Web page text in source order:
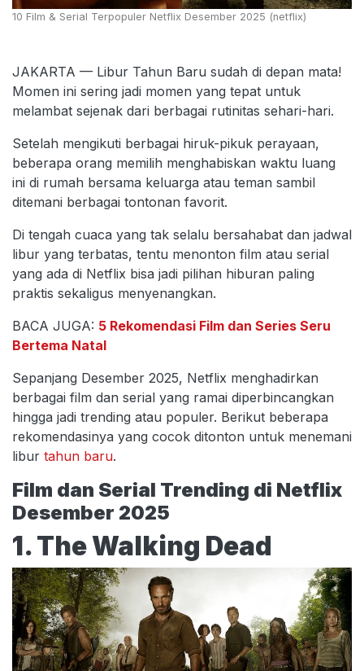
10 Film & Serial Terpopuler Netflix Desember 2025 (netflix)
JAKARTA — Libur Tahun Baru sudah di depan mata!
Momen ini sering jadi momen yang tepat untuk
melambat sejenak dari berbagai rutinitas sehari-hari.
Setelah mengikuti berbagai hiruk-pikuk perayaan,
beberapa orang memilih menghabiskan waktu luang
ini di rumah bersama keluarga atau teman sambil
ditemani berbagai tontonan favorit.
Di tengah cuaca yang tak selalu bersahabat dan jadwal
libur yang terbatas, tentu menonton film atau serial
yang ada di Netflix bisa jadi pilihan hiburan paling
praktis sekaligus menyenangkan.
BACA JUGA: 5 Rekomendasi Film dan Series Seru
Bertema Natal
Sepanjang Desember 2025, Netflix menghadirkan
berbagai film dan serial yang ramai diperbincangkan
hingga jadi trending atau populer. Berikut beberapa
rekomendasinya yang cocok ditonton untuk menemani
libur tahun baru.
Film dan Serial Trending di Netflix
Desember 2025
1. The Walking Dead